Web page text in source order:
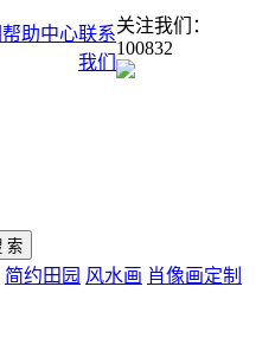
帮助中心联系
我们
关注我们：
100832
简约田园 风水画 肖像画定制